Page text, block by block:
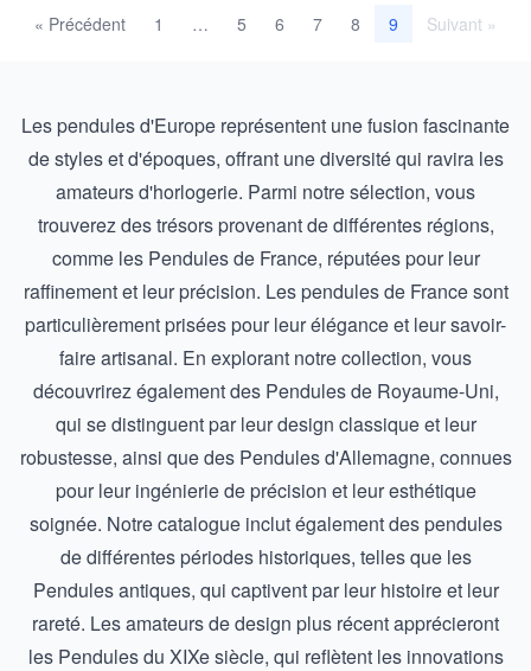
« Précédent 1 … 5 6 7 8 9 Suivant »
Les pendules d'Europe représentent une fusion fascinante
de styles et d'époques, offrant une diversité qui ravira les
amateurs d'horlogerie. Parmi notre sélection, vous
trouverez des trésors provenant de différentes régions,
comme les Pendules de France, réputées pour leur
raffinement et leur précision. Les pendules de France sont
particulièrement prisées pour leur élégance et leur savoir-
faire artisanal. En explorant notre collection, vous
découvrirez également des Pendules de Royaume-Uni,
qui se distinguent par leur design classique et leur
robustesse, ainsi que des Pendules d'Allemagne, connues
pour leur ingénierie de précision et leur esthétique
soignée. Notre catalogue inclut également des pendules
de différentes périodes historiques, telles que les
Pendules antiques, qui captivent par leur histoire et leur
rareté. Les amateurs de design plus récent apprécieront
les Pendules du XIXe siècle, qui reflètent les innovations